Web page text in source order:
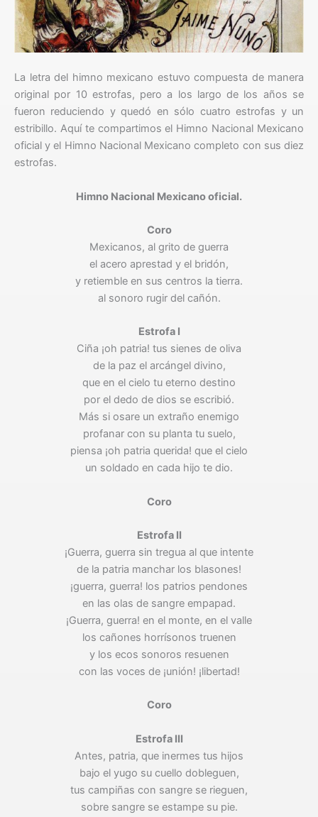
La letra del himno mexicano estuvo compuesta de manera
original por 10 estrofas, pero a los largo de los años se
fueron reduciendo y quedó en sólo cuatro estrofas y un
estribillo. Aquí te compartimos el Himno Nacional Mexicano
oficial y el Himno Nacional Mexicano completo con sus diez
estrofas.
Himno Nacional Mexicano oficial.
Coro
Mexicanos, al grito de guerra
el acero aprestad y el bridón,
y retiemble en sus centros la tierra.
al sonoro rugir del cañón.
Estrofa I
Ciña ¡oh patria! tus sienes de oliva
de la paz el arcángel divino,
que en el cielo tu eterno destino
por el dedo de dios se escribió.
Más si osare un extraño enemigo
profanar con su planta tu suelo,
piensa ¡oh patria querida! que el cielo
un soldado en cada hijo te dio.
Coro
Estrofa II
¡Guerra, guerra sin tregua al que intente
de la patria manchar los blasones!
¡guerra, guerra! los patrios pendones
en las olas de sangre empapad.
¡Guerra, guerra! en el monte, en el valle
los cañones horrísonos truenen
y los ecos sonoros resuenen
con las voces de ¡unión! ¡libertad!
Coro
Estrofa III
Antes, patria, que inermes tus hijos
bajo el yugo su cuello dobleguen,
tus campiñas con sangre se rieguen,
sobre sangre se estampe su pie.